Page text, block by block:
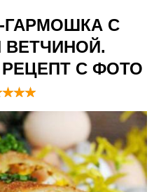
ГАРМОШКА С
С ФОТО